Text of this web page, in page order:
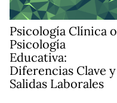
Psicología Clínica o
Psicología
Educativa:
Diferencias Clave y
Salidas Laborales